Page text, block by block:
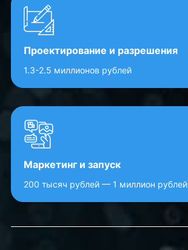
Проектирование и разрешения
1.3-2.5 миллионов рублей
Маркетинг и запуск
200 тысяч рублей — 1 миллион рублей